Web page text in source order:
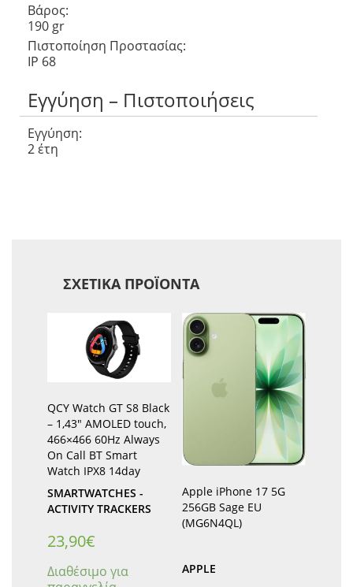
Βάρος:
190 gr
Πιστοποίηση Προστασίας:
IP 68
Εγγύηση – Πιστοποιήσεις
Εγγύηση:
2 έτη
ΣΧΕΤΙΚΆ ΠΡΟΪΌΝΤΑ
QCY Watch GT S8 Black
– 1,43″ AMOLED touch,
466×466 60Hz Always
On Call BT Smart
Watch IPX8 14day
SMARTWATCHES -
ACTIVITY TRACKERS
23,90€
Διαθέσιμο για
Apple iPhone 17 5G
256GB Sage EU
(MG6N4QL)
APPLE